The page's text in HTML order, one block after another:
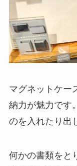
マグネットケー
納力が魅力です
のを入れたり出
何かの書類をと